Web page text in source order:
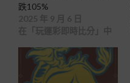
跌105%